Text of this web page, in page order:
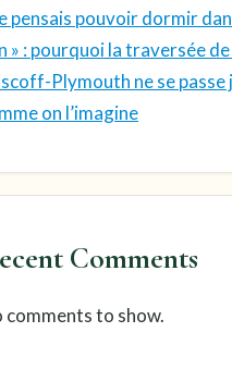
pensais pouvoir dormir
» : pourquoi la traversée
Plymouth ne se passe
on l’imagine
Comments
comments to show.